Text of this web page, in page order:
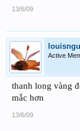
13/6/09
Active
thanh long vàng
mắc hơn
13/6/09